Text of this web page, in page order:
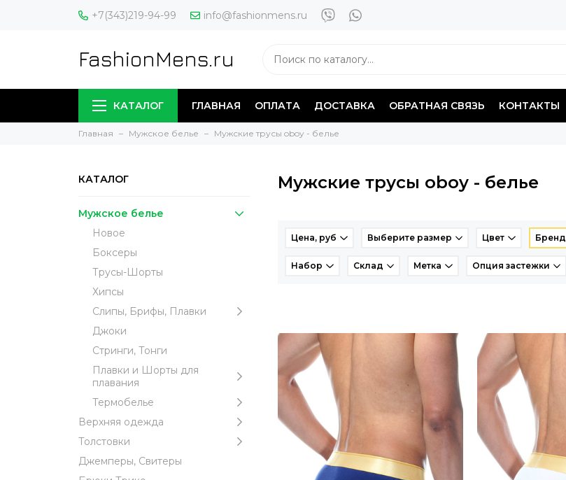
+7(343)219-94-99 info@fashionmens.ru
FashionMens.ru
КАТАЛОГ ГЛАВНАЯ ОПЛАТА ДОСТАВКА ОБРАТНАЯ СВЯЗЬ КОНТАКТЫ
Главная Мужское белье Мужские трусы oboy - белье
КАТАЛОГ
Мужское белье
Новое
Боксеры
Трусы-Шорты
Хипсы
Слипы, Брифы, Плавки
Джоки
Стринги, Тонги
Плавки и Шорты для
плавания
Термобелье
Верхняя одежда
Толстовки
Джемперы, Свитеры
Мужские трусы oboy - белье
Цена, руб Выберите размер Цвет Бренд
Набор Склад Метка Опция застежки